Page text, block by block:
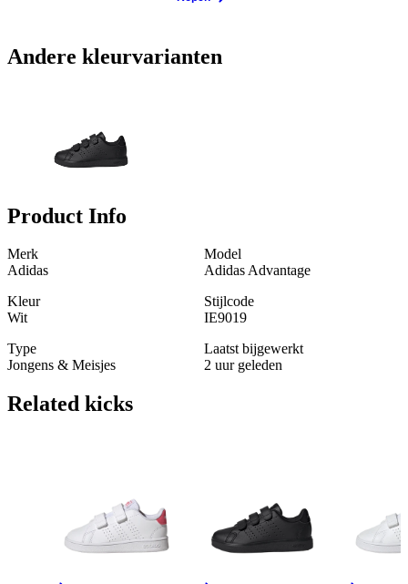
Andere kleurvarianten
Product Info
Merk
Adidas
Model
Adidas Advantage
Kleur
Wit
Stijlcode
IE9019
Type
Jongens & Meisjes
Laatst bijgewerkt
2 uur geleden
Related kicks